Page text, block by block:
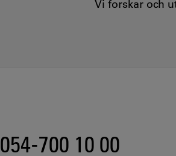
Vi forskar och
054-700 10 00